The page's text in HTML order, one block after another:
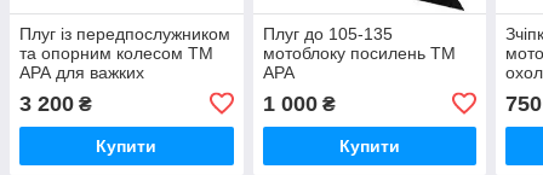
Плуг із передпослужником
та опорним колесом ТМ
АРА для важких
3 200 ₴
Купити
Плуг до 105-135
мотоблоку посилень ТМ
АРА
1 000₴
Купити
750